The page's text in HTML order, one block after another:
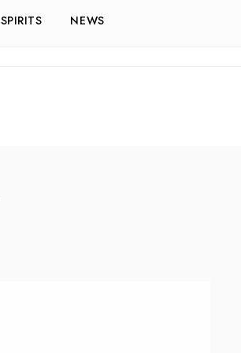
SPIRITS NEWS